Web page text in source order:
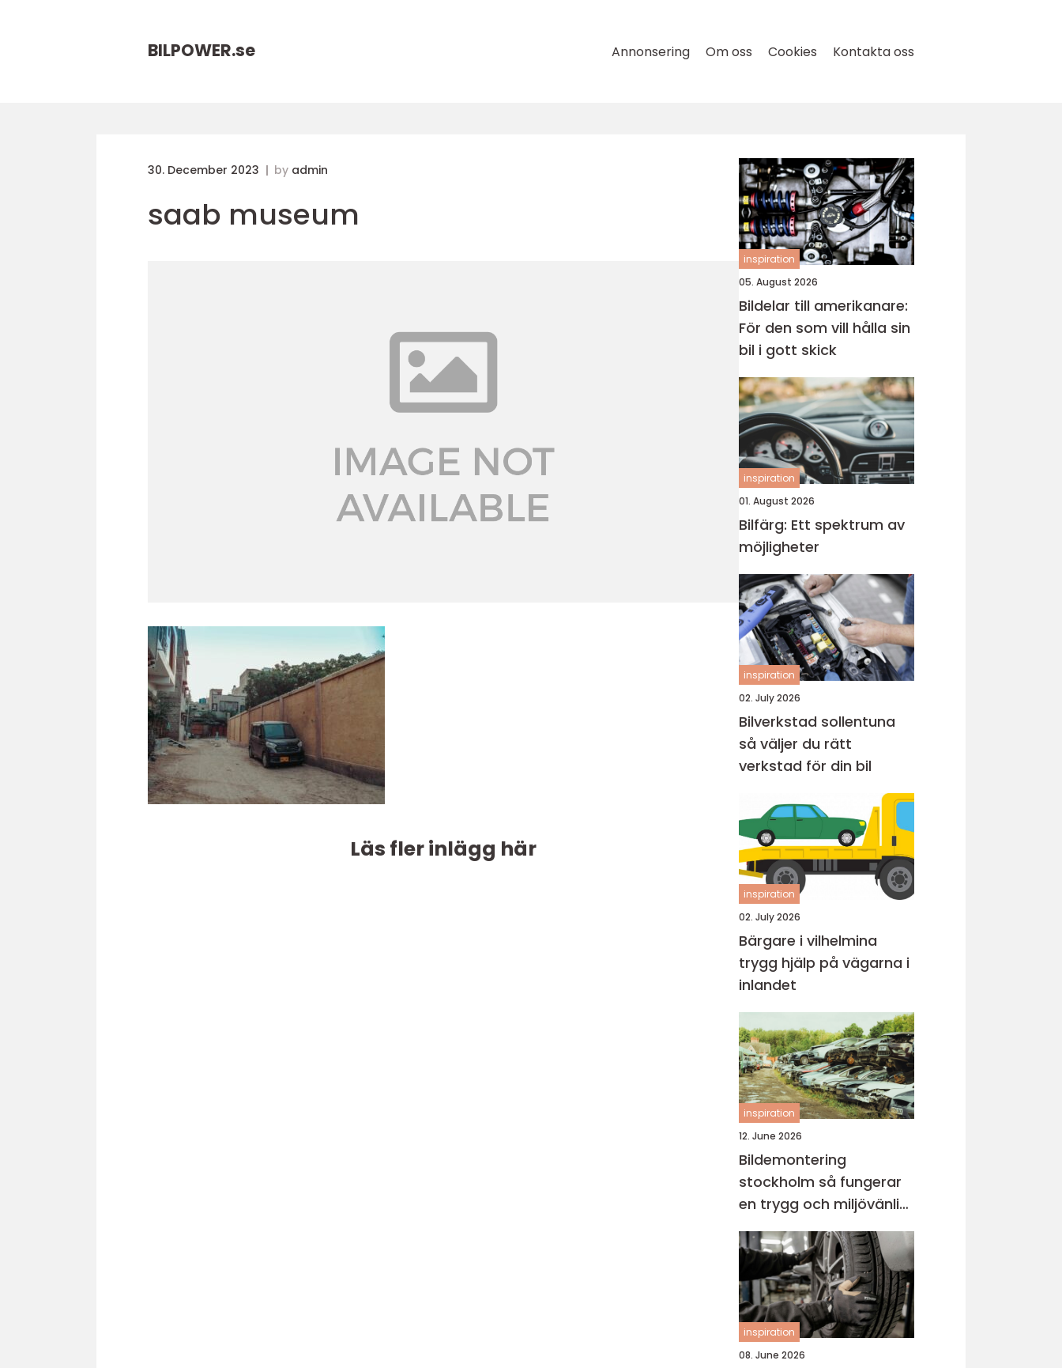
BILPOWER.se Annonsering Om oss Cookies Kontakta oss
30. December 2023 by admin
saab museum
Läs fler inlägg här
inspiration
05. August 2026
Bildelar till amerikanare:
För den som vill hålla sin
bil i gott skick
inspiration
01. August 2026
Bilfärg: Ett spektrum av
möjligheter
inspiration
02. July 2026
Bilverkstad sollentuna
så väljer du rätt
verkstad för din bil
inspiration
02. July 2026
Bärgare i vilhelmina
trygg hjälp på vägarna i
inlandet
inspiration
12. June 2026
Bildemontering
stockholm så fungerar
en trygg och miljövänlig
bilskrot
inspiration
08. June 2026